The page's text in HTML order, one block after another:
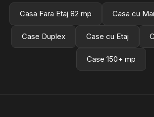
Casa Fara Etaj 82 mp Casa cu
Case Duplex Case cu Etaj
Case 150+ mp